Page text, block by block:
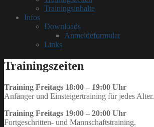
Trainingsinhalte
Infos
Downloads
Anmeldeformular
Links
Trainingszeiten
Training Freitags 18:00 – 19:00 Uhr
Anfänger und Einsteigertraining für jedes Alter.
Training Freitags 19:00 – 20:00 Uhr
Fortgeschritten- und Mannschaftstraining.